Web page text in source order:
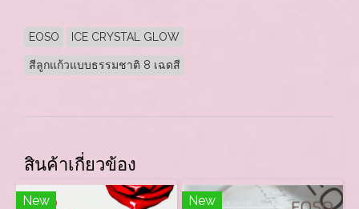
EOSO ICE CRYSTAL GLOW
สีลูกแก้วแบบธรรมชาติ 8 เฉดสี
สินค้าเกี่ยวข้อง
New New